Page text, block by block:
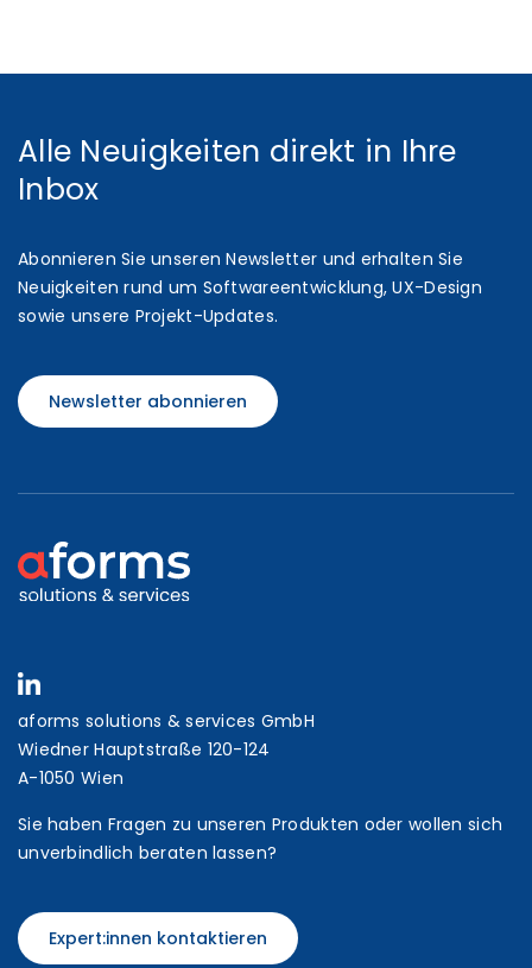
Alle Neuigkeiten direkt in Ihre
Inbox
Abonnieren Sie unseren Newsletter und erhalten Sie
Neuigkeiten rund um Softwareentwicklung, UX-Design
sowie unsere Projekt-Updates.
Newsletter abonnieren
aforms solutions & services GmbH
Wiedner Hauptstraße 120-124
A-1050 Wien
Sie haben Fragen zu unseren Produkten oder wollen sich
unverbindlich beraten lassen?
Expert:innen kontaktieren